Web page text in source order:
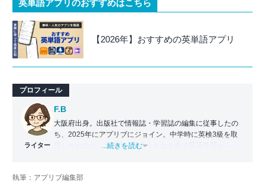
英単語アプリのおすすめはこちら
【2026年】おすすめの英単語アプリ
プロフィール
ライター
F.B
大阪府出身。出版社で情報誌・学習誌の編集に従事したの
ち、2025年にアプリブにジョイン。中学時に英検3級を取
得したものの、大学生・社会人となる中で英語学習から遠
り添える記事を目指している。
...続きを読む
執筆：アプリブ編集部